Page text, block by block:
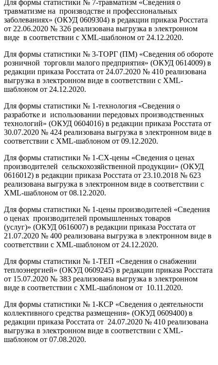
Для формы статистики № 7-травматизм «Сведения о
травматизме на производстве и профессиональных
заболеваниях» (ОКУД 0609304) в редакции приказа Росстата
от 22.06.2020 № 326 реализована выгрузка в электронном
виде в соответствии с XML-шаблоном от 24.12.2020.
Для формы статистики № 3-ТОРГ (ПМ) «Сведения об обороте
розничной торговли малого предприятия» (ОКУД 0614009) в
редакции приказа Росстата от 24.07.2020 № 410 реализована
выгрузка в электронном виде в соответствии с XML-
шаблоном от 24.12.2020.
Для формы статистики № 1-технология «Сведения о
разработке и использовании передовых производственных
технологий» (ОКУД 0604016) в редакции приказа Росстата от
30.07.2020 № 424 реализована выгрузка в электронном виде в
соответствии с XML-шаблоном от 09.12.2020.
Для формы статистики № 1-СХ-цены «Сведения о ценах
производителей сельскохозяйственной продукции» (ОКУД
0616012) в редакции приказа Росстата от 23.10.2018 № 623
реализована выгрузка в электронном виде в соответствии с
XML-шаблоном от 08.12.2020.
Для формы статистики № 1-цены производителей «Сведения
о ценах производителей промышленных товаров
(услуг)» (ОКУД 0616007) в редакции приказа Росстата от
21.07.2020 № 400 реализована выгрузка в электронном виде в
соответствии с XML-шаблоном от 24.12.2020.
Для формы статистики № 1-ТЕП «Сведения о снабжении
теплоэнергией» (ОКУД 0609245) в редакции приказа Росстата
от 15.07.2020 № 383 реализована выгрузка в электронном
виде в соответствии с XML-шаблоном от 10.11.2020.
Для формы статистики № 1-КСР «Сведения о деятельности
коллективного средства размещения» (ОКУД 0609400) в
редакции приказа Росстата от 24.07.2020 № 410 реализована
выгрузка в электронном виде в соответствии с XML-
шаблоном от 07.08.2020.